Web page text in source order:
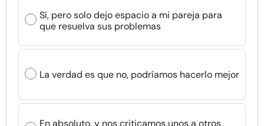
Comunidad
Encuentra un terapeuta
Sí, pero solo dejo espacio a mi pareja para
que resuelva sus problemas
La verdad es que no, podríamos hacerlo mejor
En absoluto, y nos criticamos unos a otros